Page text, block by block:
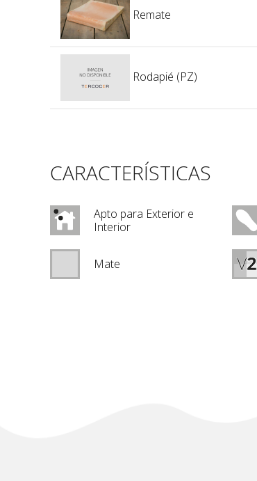
Remate
Rodapié (PZ)
CARACTERÍSTICAS
Apto para Exterior e
Interior
Mate